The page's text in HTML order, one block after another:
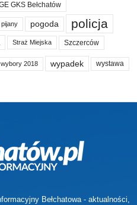
GKS Bełchatów
pijany pogoda policja
Straż Miejska Szczerców
wybory 2018 wypadek wystawa
Bełchatowa - aktualności,